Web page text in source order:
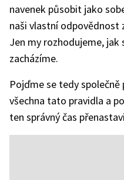
navenek působit jako
naši vlastní odpovědnost
Jen my rozhodujeme, jak
zacházíme.
Pojďme se tedy
všechna tato pravidla a
ten správný čas